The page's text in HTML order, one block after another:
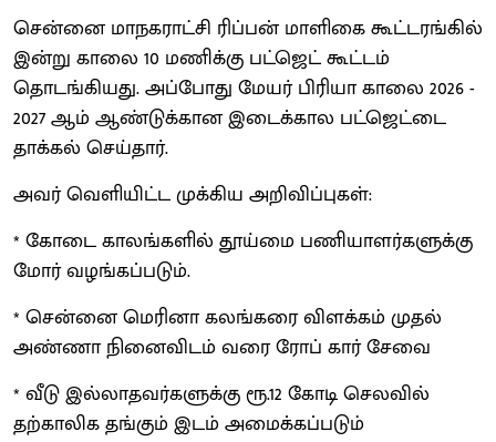
சென்னை மாநகராட்சி ரிப்பன் மாளிகை கூட்டரங்கில்
இன்று காலை 10 மணிக்கு பட்ஜெட் கூட்டம்
தொடங்கியது. அப்போது மேயர் பிரியா காலை 2026 -
2027 ஆம் ஆண்டுக்கான இடைக்கால பட்ஜெட்டை
தாக்கல் செய்தார்.
அவர் வெளியிட்ட முக்கிய அறிவிப்புகள்:
* கோடை காலங்களில் தூய்மை பணியாளர்களுக்கு
மோர் வழங்கப்படும்.
* சென்னை மெரினா கலங்கரை விளக்கம் முதல்
அண்ணா நினைவிடம் வரை ரோப் கார் சேவை
* வீடு இல்லாதவர்களுக்கு ரூ.12 கோடி செலவில்
தற்காலிக தங்கும் இடம் அமைக்கப்படும்